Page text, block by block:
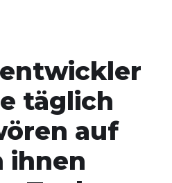
täglich
auf
ihnen